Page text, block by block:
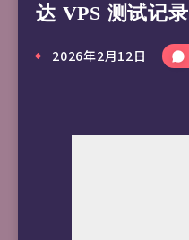
达 VPS 测试记录
2026年2月12日